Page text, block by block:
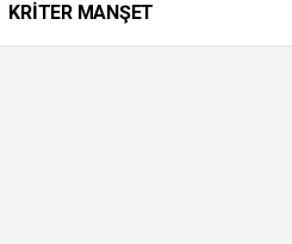
KRİTER MANŞET